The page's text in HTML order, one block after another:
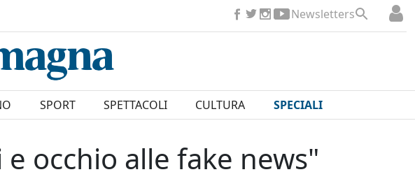
Newsletters
SPORT SPETTACOLI CULTURA SPECIALI
occhio alle fake news"